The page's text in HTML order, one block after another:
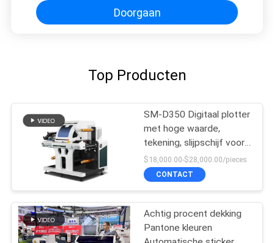
Doorgaan
Top Producten
SM-D350 Digitaal plotter
met hoge waarde,
tekening, slijpschijf voor
het snijden van etiketten
$18,000.00-$28,000.00/pieces
CONTACT
Achtig procent dekking
Pantone kleuren